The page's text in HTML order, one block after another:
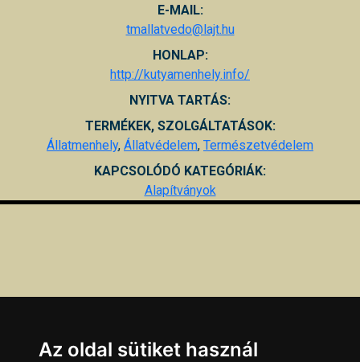
E-MAIL:
tmallatvedo@lajt.hu
HONLAP:
http://kutyamenhely.info/
NYITVA TARTÁS:
TERMÉKEK, SZOLGÁLTATÁSOK:
Állatmenhely, Állatvédelem, Természetvédelem
KAPCSOLÓDÓ KATEGÓRIÁK:
Alapítványok
Az oldal sütiket használ